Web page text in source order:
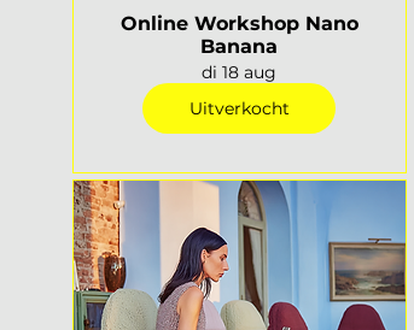
Online Workshop Nano
Banana
di 18 aug
Uitverkocht